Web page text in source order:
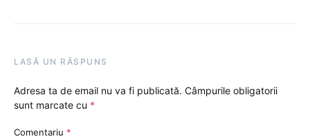
LASĂ UN RĂSPUNS
Adresa ta de email nu va fi publicată. Câmpurile obligatorii
sunt marcate cu *
Comentariu *